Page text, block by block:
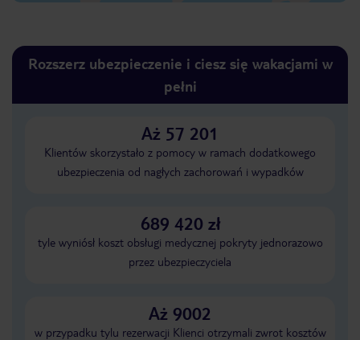
Rozszerz ubezpieczenie i ciesz się wakacjami w
pełni
Aż 57 201
Klientów skorzystało z pomocy w ramach dodatkowego
ubezpieczenia od nagłych zachorowań i wypadków
689 420 zł
tyle wyniósł koszt obsługi medycznej pokryty jednorazowo
przez ubezpieczyciela
Aż 9002
w przypadku tylu rezerwacji Klienci otrzymali zwrot kosztów